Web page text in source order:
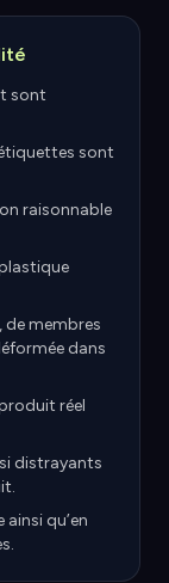
sont
sont
raisonnable
de membres
dans
réel
distrayants
qu’en